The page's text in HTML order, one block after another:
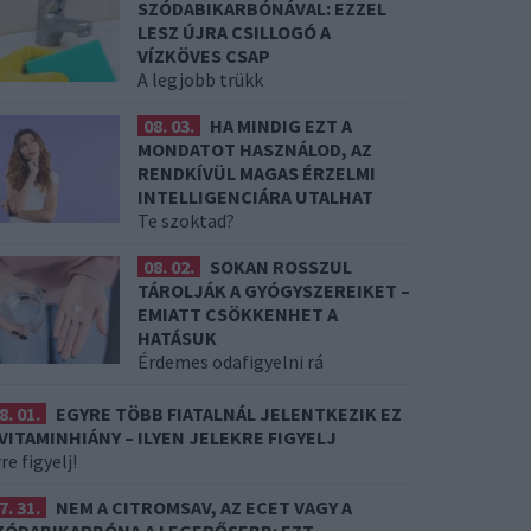
SZÓDABIKARBÓNÁVAL: EZZEL
LESZ ÚJRA CSILLOGÓ A
VÍZKÖVES CSAP
A legjobb trükk
08. 03.
HA MINDIG EZT A
MONDATOT HASZNÁLOD, AZ
RENDKÍVÜL MAGAS ÉRZELMI
INTELLIGENCIÁRA UTALHAT
Te szoktad?
08. 02.
SOKAN ROSSZUL
TÁROLJÁK A GYÓGYSZEREIKET –
EMIATT CSÖKKENHET A
HATÁSUK
Érdemes odafigyelni rá
01.
EGYRE TÖBB FIATALNÁL JELENTKEZIK EZ
– ILYEN JELEKRE FIGYELJ
figyelj!
31.
NEM A CITROMSAV, AZ ECET VAGY A